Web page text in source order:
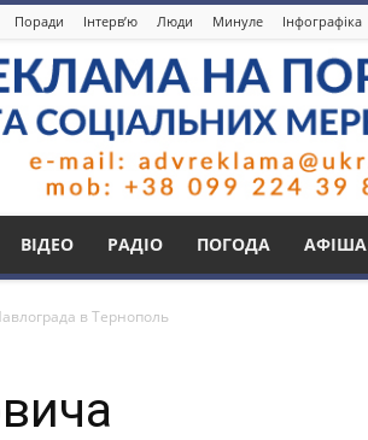
Поради Інтерв’ю Люди Минуле Інфографіка
ВІДЕО РАДІО ПОГОДА АФІША
в Тернополь